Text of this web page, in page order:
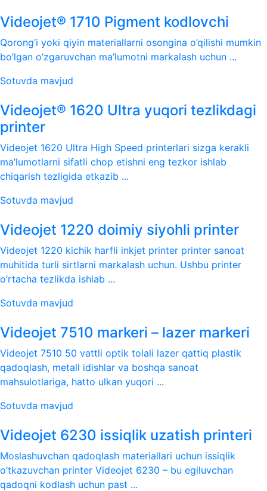
Videojet® 1710 Pigment kodlovchi
Qorong’i yoki qiyin materiallarni osongina o’qilishi mumkin
bo’lgan o’zgaruvchan ma’lumotni markalash uchun ...
Sotuvda mavjud
Videojet® 1620 Ultra yuqori tezlikdagi
printer
Videojet 1620 Ultra High Speed ​​printerlari sizga kerakli
ma’lumotlarni sifatli chop etishni eng tezkor ishlab
chiqarish tezligida etkazib ...
Sotuvda mavjud
Videojet 1220 doimiy siyohli printer
Videojet 1220 kichik harfli inkjet printer printer sanoat
muhitida turli sirtlarni markalash uchun. Ushbu printer
o’rtacha tezlikda ishlab ...
Sotuvda mavjud
Videojet 7510 markeri – lazer markeri
Videojet 7510 50 vattli optik tolali lazer qattiq plastik
qadoqlash, metall idishlar va boshqa sanoat
mahsulotlariga, hatto ulkan yuqori ...
Sotuvda mavjud
Videojet 6230 issiqlik uzatish printeri
Moslashuvchan qadoqlash materiallari uchun issiqlik
o’tkazuvchan printer Videojet 6230 – bu egiluvchan
qadoqni kodlash uchun past ...